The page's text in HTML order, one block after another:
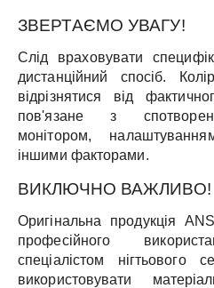
ЗВЕРТАЄМО УВАГУ!
Слід враховувати
дистанційний спосіб.
відрізнятися від
пов'язане з
монітором,
іншими факторами.
ВИКЛЮЧНО ВАЖЛИВО!
Оригінальна продукція
професійного
спеціалістом нігтьового
використовувати